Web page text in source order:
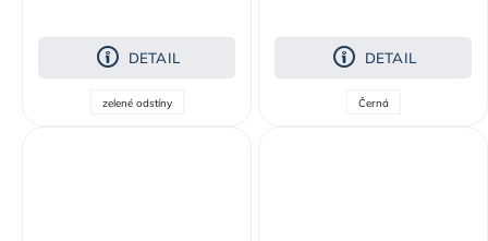
DETAIL
zelené odstíny
DETAIL
Černá